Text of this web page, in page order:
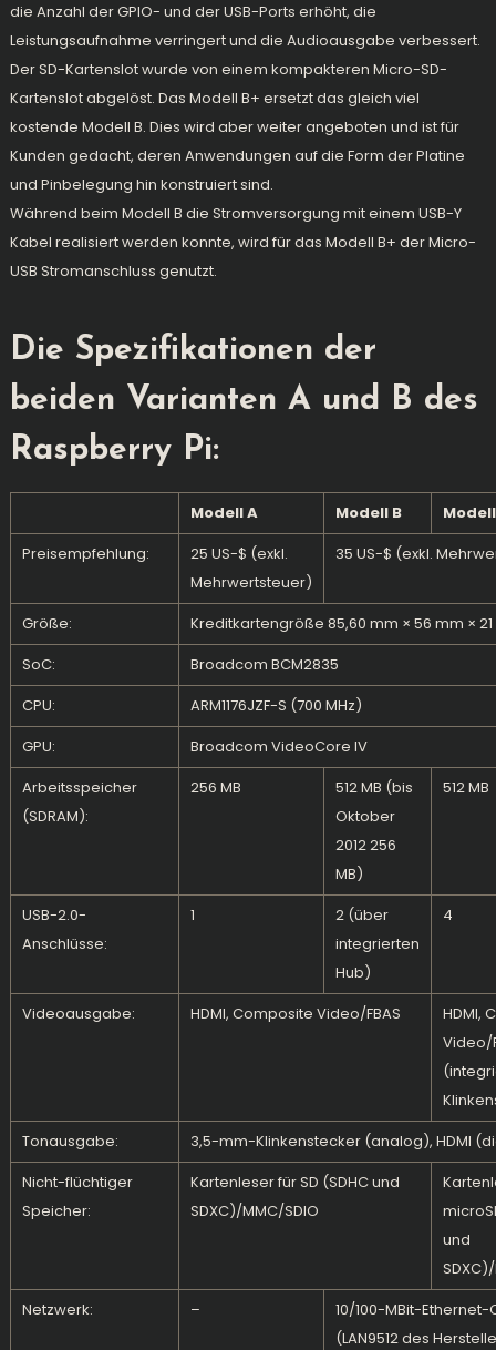
die Anzahl der GPIO- und der USB-Ports erhöht, die
Leistungsaufnahme verringert und die Audioausgabe verbessert.
Der SD-Kartenslot wurde von einem kompakteren Micro-SD-
Kartenslot abgelöst. Das Modell B+ ersetzt das gleich viel
kostende Modell B. Dies wird aber weiter angeboten und ist für
Kunden gedacht, deren Anwendungen auf die Form der Platine
und Pinbelegung hin konstruiert sind.
Während beim Modell B die Stromversorgung mit einem USB-Y
Kabel realisiert werden konnte, wird für das Modell B+ der Micro-
USB Stromanschluss genutzt.
Die Spezifikationen der
beiden Varianten A und B des
Raspberry Pi:
Modell A Modell B
Preisempfehlung:
25 US-$ (exkl.
Mehrwertsteuer)
35 US-$ (exkl.
Größe:
Kreditkartengröße 85,60 mm × 56 mm ×
SoC: Broadcom BCM2835
CPU:
ARM1176JZF-S (700 MHz)
GPU:
Broadcom VideoCore IV
Arbeitsspeicher
(SDRAM):
256 MB
512 MB (bis
Oktober
2012 256
MB)
512 MB
USB-2.0-
Anschlüsse:
1
2 (über
integrierten
Hub)
4
Videoausgabe: HDMI, Composite Video/FBAS
HDMI,
Video/
Tonausgabe:
3,5-mm-Klinkenstecker (analog), HDMI
Nicht-flüchtiger
Speicher:
Kartenleser für SD (SDHC und
SDXC)/MMC/SDIO
und
Netzwerk:
–
10/100-MBit-
(LAN9512 des